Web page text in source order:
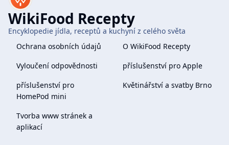
WikiFood Recepty
Encyklopedie jídla, receptů a kuchyní z celého světa
Ochrana osobních údajů
O WikiFood Recepty
Vyloučení odpovědnosti
příslušenství pro Apple
příslušenství pro
HomePod mini
Květinářství a svatby Brno
Tvorba www stránek a
aplikací